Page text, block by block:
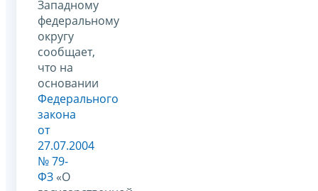
Западному
федеральному
округу
сообщает,
что на
основании
Федерального
закона
от
27.07.2004
№ 79-
ФЗ «О